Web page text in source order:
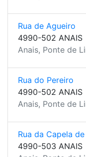
Rua de Agueiro
4990-502 ANAIS
Anais, Ponte de
Rua do Pereiro
4990-502 ANAIS
Anais, Ponte de
Rua da Capela
4990-503 ANAIS